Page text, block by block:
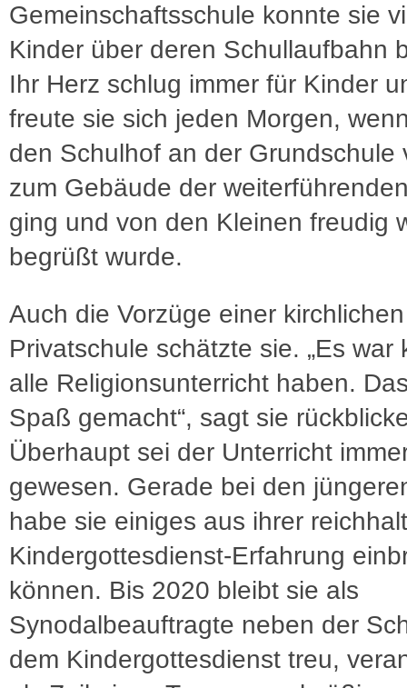
Gemeinschaftsschule konnte sie
Kinder über deren Schullaufbahn
Ihr Herz schlug immer für Kinder
freute sie sich jeden Morgen,
den Schulhof an der Grundschule
zum Gebäude der
ging und von den Kleinen freudig
begrüßt wurde.
Auch die Vorzüge einer kirchlichen
Privatschule schätzte sie. „Es war
alle Religionsunterricht haben.
Spaß gemacht“, sagt sie
Überhaupt sei der Unterricht
gewesen. Gerade bei den
habe sie einiges aus ihrer
Kindergottesdienst-Erfahrung
können. Bis 2020 bleibt sie als
Synodalbeauftragte neben der
dem Kindergottesdienst treu,